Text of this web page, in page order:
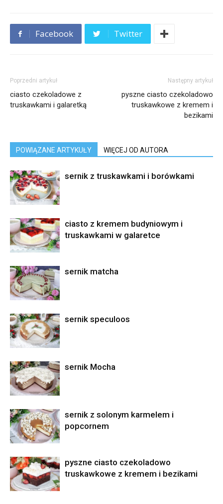
Facebook Twitter
Poprzedni artykuł
ciasto czekoladowe z
truskawkami i galaretką
Następny artykuł
pyszne ciasto czekoladowo
truskawkowe z kremem i
bezikami
POWIĄZANE ARTYKUŁY WIĘCEJ OD AUTORA
sernik z truskawkami i borówkami
ciasto z kremem budyniowym i
truskawkami w galaretce
sernik matcha
sernik speculoos
sernik Mocha
sernik z solonym karmelem i
popcornem
pyszne ciasto czekoladowo
truskawkowe z kremem i bezikami